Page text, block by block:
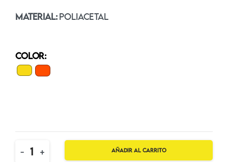
MATERIAL: POLIACETAL
COLOR:
Quantity
- + Añadir al carrito